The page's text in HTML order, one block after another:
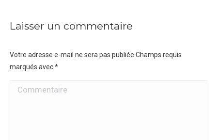
Laisser un commentaire
Votre adresse e-mail ne sera pas publiée Champs requis
marqués avec*
Commentaire